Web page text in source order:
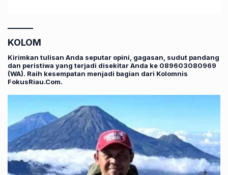
KOLOM
Kirimkan tulisan Anda seputar opini, gagasan, sudut pandang
dan peristiwa yang terjadi disekitar Anda ke 089603080969
(WA). Raih kesempatan menjadi bagian dari Kolomnis
FokusRiau.Com.